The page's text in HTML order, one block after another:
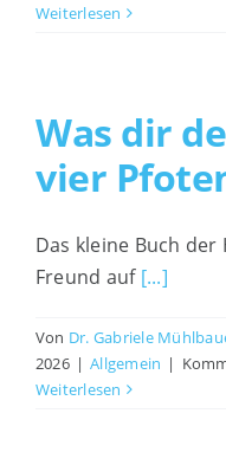
Weiterlesen
Was dir
vier
Das kleine Buch
Freund auf [...]
Von Dr. Gabriele
2026 | Allgemein |
Weiterlesen